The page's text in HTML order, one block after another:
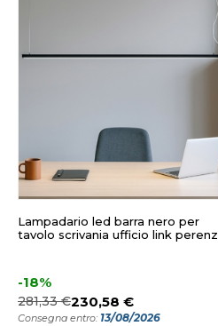
Lampadario led barra nero per
tavolo scrivania ufficio link perenz
-18%
281,33 €230,58 €
Consegna entro: 13/08/2026